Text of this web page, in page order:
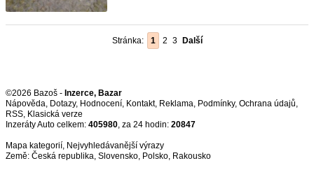
Stránka: 1 2 3 Další
©2026 Bazoš - Inzerce, Bazar
Nápověda, Dotazy, Hodnocení, Kontakt, Reklama, Podmínky, Ochrana údajů,
RSS,
Inzeráty Auto celkem: 405980, za 24 hodin: 20847
Mapa kategorií, Nejvyhledávanější výrazy
Země: Česká republika, Slovensko, Polsko, Rakousko